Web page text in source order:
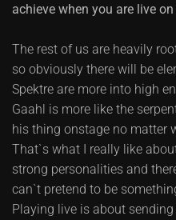
achieve when you are live
The rest of us are heavily
so obviously there will be
Spektre are more into high
Gaahl is more like the
his thing onstage no matter
That`s what I really like
strong personalities and
can`t pretend to be
Playing live is about